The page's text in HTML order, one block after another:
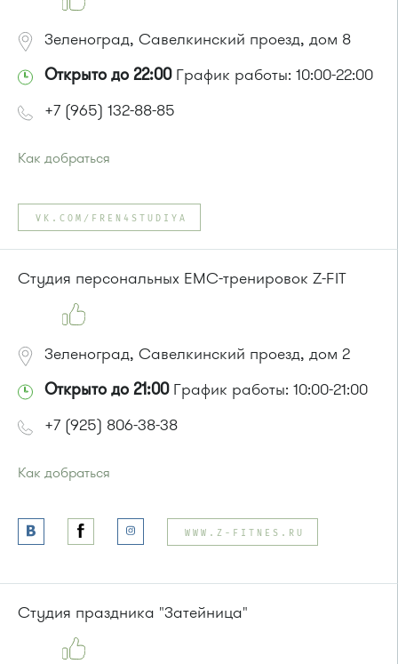
Зеленоград, Савелкинский проезд, дом 8
Открыто до 22:00График работы: 10:00-22:00
+7 (965) 132-88-85
Как добраться
Автобусы № 1, 2.
Маршрутка № 419м, 720м, 903
или до остановки"Дворец культуры":
Маршрутка № 419м, 476м, 720м, 903
VK.COM/FREN4STUDIYA
Студия персональных ЕМС-тренировок Z-FIT
Зеленоград, Савелкинский проезд, дом 2
Открыто до 21:00График работы: 10:00-21:00
+7 (925) 806-38-38
Как добраться
Автобусы № 2, 3, 9, 11, 19, 31, 32.
Маршрутка № 409м, 419м
Автобусы № 1, 3, 8, 11, 19, 29, 32, 400, 400э.
WWW.Z-FITNES.RU
Студия праздника "Затейница"